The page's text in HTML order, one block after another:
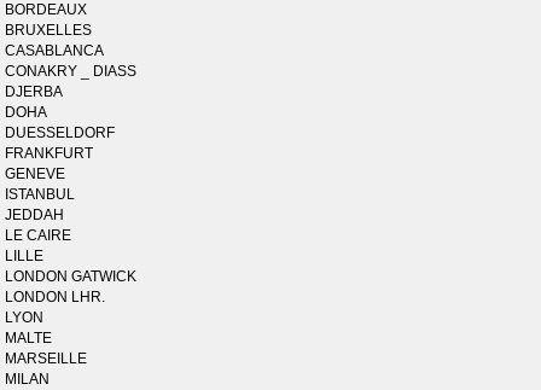
BORDEAUX
BRUXELLES
CASABLANCA
CONAKRY _ DIASS
DJERBA
DOHA
DUESSELDORF
FRANKFURT
GENEVE
ISTANBUL
JEDDAH
LE CAIRE
LILLE
LONDON GATWICK
LONDON LHR.
LYON
MALTE
MARSEILLE
MILAN